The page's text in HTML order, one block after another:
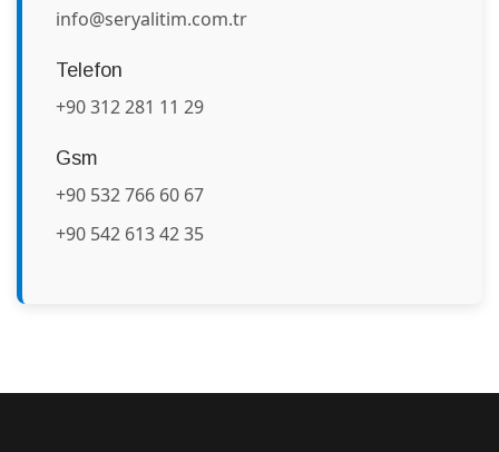
info@seryalitim.com.tr
Telefon
+90 312 281 11 29
Gsm
+90 532 766 60 67
+90 542 613 42 35